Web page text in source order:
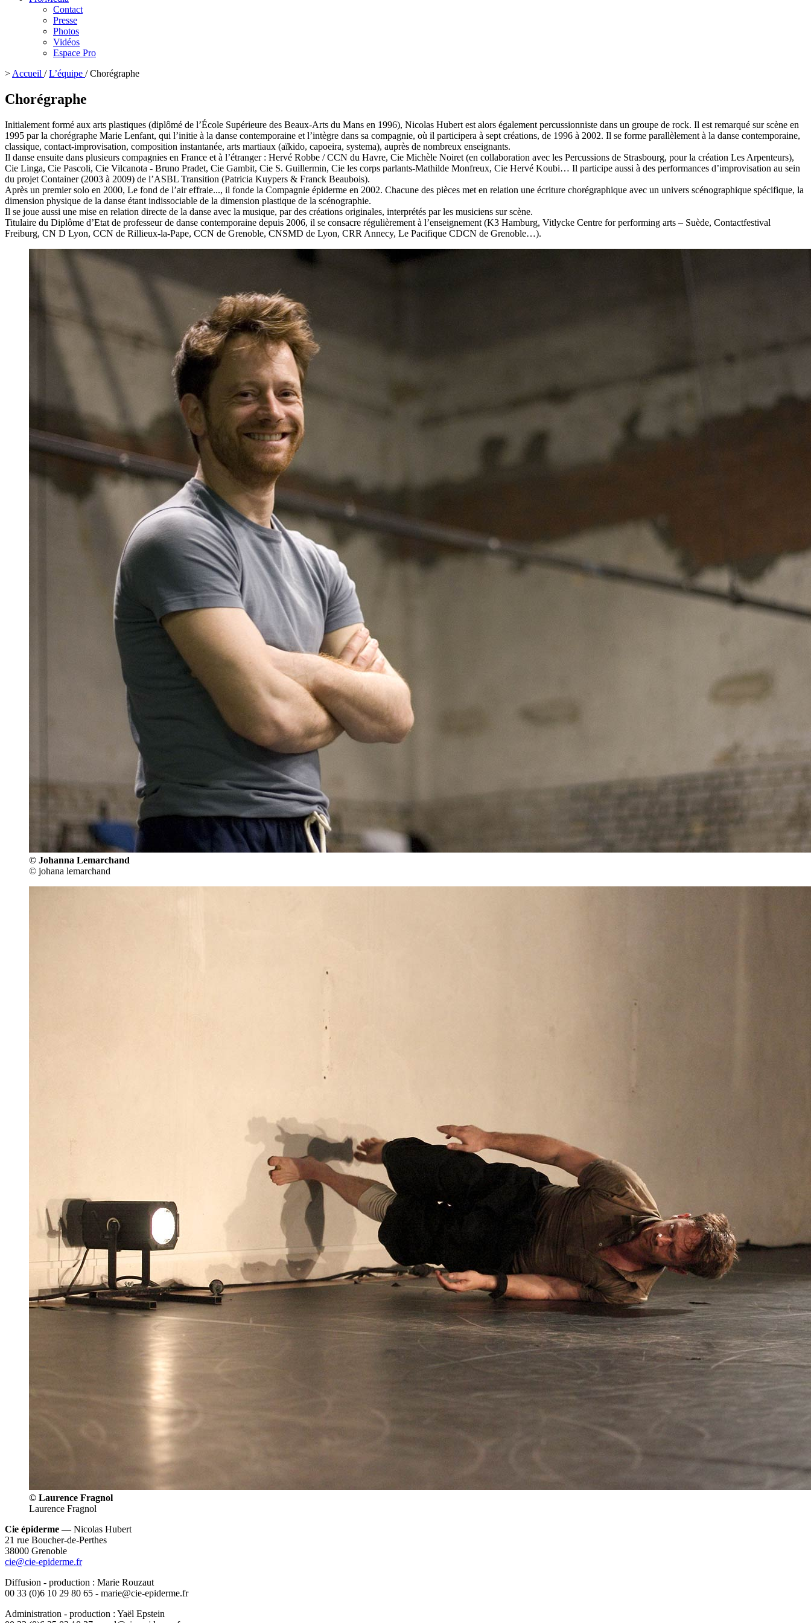
Contact
Presse
Photos
Vidéos
Espace Pro
> Accueil /L’équipe /Chorégraphe
Chorégraphe
Initialement formé aux arts plastiques (diplômé de l’École Supérieure des Beaux-Arts du Mans en 1996), Nicolas Hubert est alors également percussionniste dans un groupe de rock. Il est remarqué sur scène en
1995 par la chorégraphe Marie Lenfant, qui l’initie à la danse contemporaine et l’intègre dans sa compagnie, où il participera à sept créations, de 1996 à 2002. Il se forme parallèlement à la danse contemporaine,
classique, contact-improvisation, composition instantanée, arts martiaux (aïkido, capoeira, systema), auprès de nombreux enseignants.
Il danse ensuite dans plusieurs compagnies en France et à l’étranger : Hervé Robbe / CCN du Havre, Cie Michèle Noiret (en collaboration avec les Percussions de Strasbourg, pour la création Les Arpenteurs),
Cie Linga, Cie Pascoli, Cie Vilcanota - Bruno Pradet, Cie Gambit, Cie S. Guillermin, Cie les corps parlants-Mathilde Monfreux, Cie Hervé Koubi… Il participe aussi à des performances d’improvisation au sein
du projet Container (2003 à 2009) de l’ASBL Transition (Patricia Kuypers & Franck Beaubois).
Après un premier solo en 2000, Le fond de l’air effraie..., il fonde la Compagnie épiderme en 2002. Chacune des pièces met en relation une écriture chorégraphique avec un univers scénographique spécifique, la
dimension physique de la danse étant indissociable de la dimension plastique de la scénographie.
Il se joue aussi une mise en relation directe de la danse avec la musique, par des créations originales, interprétés par les musiciens sur scène.
Titulaire du Diplôme d’Etat de professeur de danse contemporaine depuis 2006, il se consacre régulièrement à l’enseignement (K3 Hamburg, Vitlycke Centre for performing arts – Suède, Contactfestival
Freiburg, CN D Lyon, CCN de Rillieux-la-Pape, CCN de Grenoble, CNSMD de Lyon, CRR Annecy, Le Pacifique CDCN de Grenoble…).
© Johanna Lemarchand
© johana lemarchand
© Laurence Fragnol
Laurence Fragnol
Cie épiderme — Nicolas Hubert
21 rue Boucher-de-Perthes
38000 Grenoble
cie@cie-epiderme.fr
Diffusion - production : Marie Rouzaut
00 33 (0)6 10 29 80 65 - marie@cie-epiderme.fr
Administration - production : Yaël Epstein